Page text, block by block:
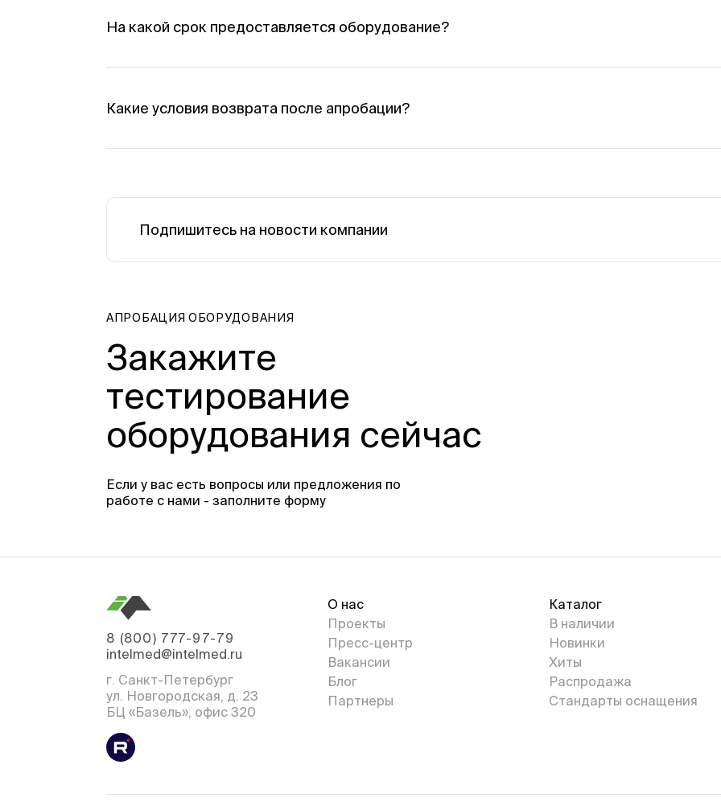
На какой срок предоставляется оборудование?
оборудования.
Какие условия возврата после апробации?
индивидуальном договоре.
Подпишитесь на новости компании
АПРОБАЦИЯ ОБОРУДОВАНИЯ
Закажите
тестирование
оборудования сейчас
Если у вас есть вопросы или предложения по
работе с нами - заполните форму
8 (800) 777-97-79
intelmed@intelmed.ru
г. Санкт-Петербург
ул. Новгородская, д. 23
БЦ «Базель», офис 320
О нас
Проекты
Пресс-центр
Вакансии
Блог
Партнеры
Каталог
В наличии
Новинки
Хиты
Распродажа
Стандарты оснащения